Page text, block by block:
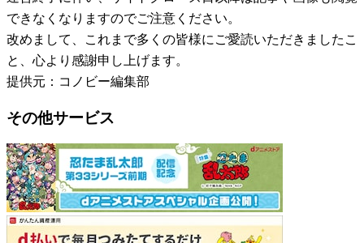
できなくなりますのでご注意ください。
改めまして、これまで多くの皆様にご愛読いただきましたこ
と、心より感謝申し上げます。
提供元：コノビー編集部
その他サービス